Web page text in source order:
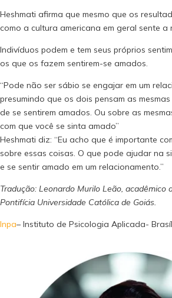
Heshmati afirma que mesmo que os
como a cultura americana em geral sente a
Indivíduos podem e tem seus próprios
os que os fazem sentirem-se amados.
“Pode não ser sábio se engajar em um
presumindo que os dois pensam as
de se sentirem amados. Ou sobre as
com que você se sinta amado”
Heshmati diz: “Eu acho que é importante
sobre essas coisas. O que pode ajudar na
e se sentir amado em um relacionamento.”
Tradução: Leonardo Murilo Leão, acadêmico
Pontifícia Universidade Católica de Goiás.
Inpa– Instituto de Psicologia Aplicada-